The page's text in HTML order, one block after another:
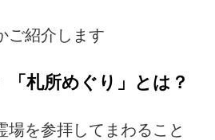
ご紹介します
「札所めぐり」とは？
場を参拝してまわること